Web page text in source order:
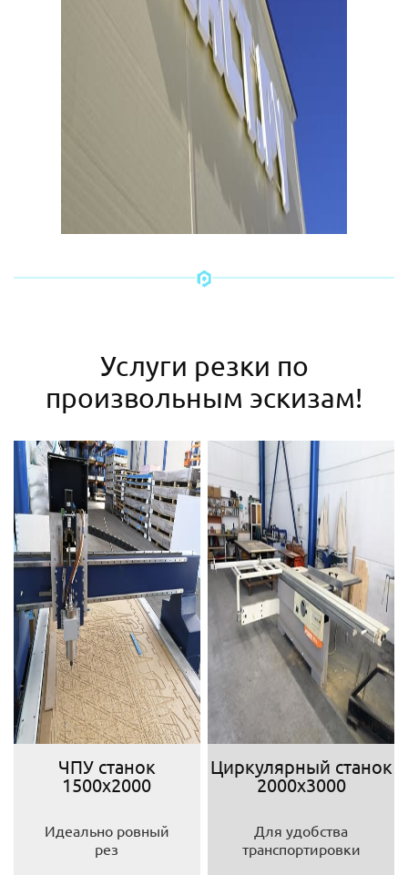
Услуги резки по
произвольным эскизам!
ЧПУ станок
1500х2000
Идеально ровный
рез
Циркулярный станок
2000х3000
Для удобства
транспортировки